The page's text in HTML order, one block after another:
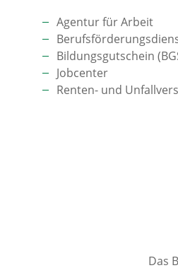
Agentur für Arbeit
Bildungsgutschein
Jobcenter
Renten- und
Das